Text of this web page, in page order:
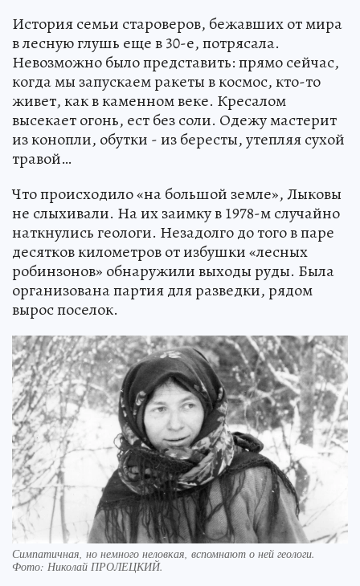
История семьи староверов, бежавших от мира
в лесную глушь еще в 30-е, потрясала.
Невозможно было представить: прямо сейчас,
когда мы запускаем ракеты в космос, кто-то
живет, как в каменном веке. Кресалом
высекает огонь, ест без соли. Одежу мастерит
из конопли, обутки - из бересты, утепляя сухой
травой…
Что происходило «на большой земле», Лыковы
не слыхивали. На их заимку в 1978-м случайно
наткнулись геологи. Незадолго до того в паре
десятков километров от избушки «лесных
робинзонов» обнаружили выходы руды. Была
организована партия для разведки, рядом
вырос поселок.
Симпатичная, но немного неловкая, вспомнают о ней геологи.
Фото: Николай ПРОЛЕЦКИЙ.